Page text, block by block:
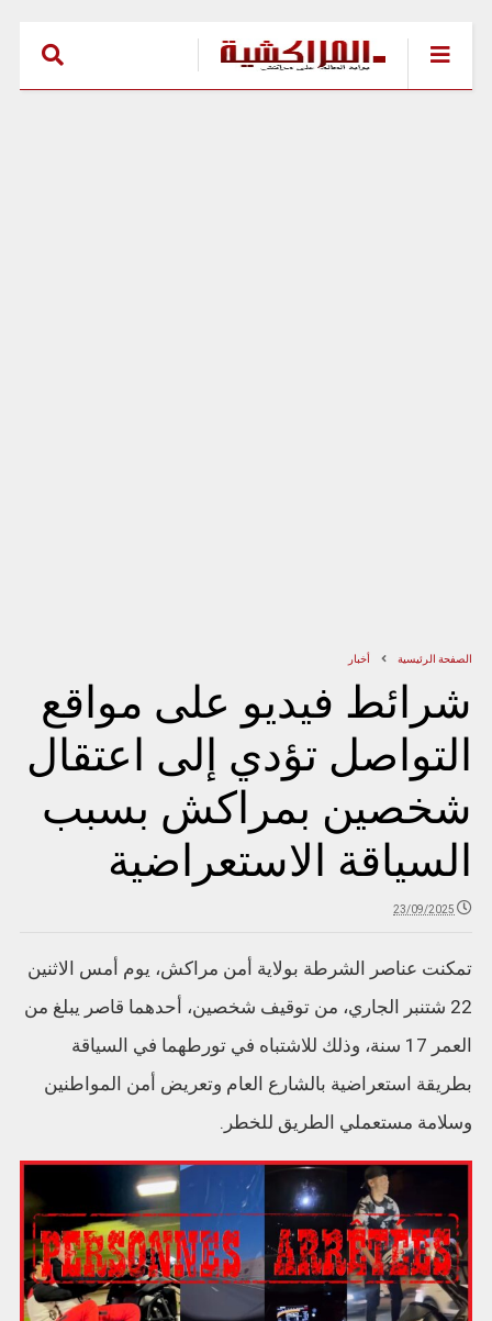
الصفحة الرئيسية أخبار
شرائط فيديو على مواقع
التواصل تؤدي إلى اعتقال
شخصين بمراكش بسبب
السياقة الاستعراضية
23/09/2025
تمكنت عناصر الشرطة بولاية أمن مراكش، يوم أمس الاثنين
22 شتنبر الجاري، من توقيف شخصين، أحدهما قاصر يبلغ من
العمر 17 سنة، وذلك للاشتباه في تورطهما في السياقة
بطريقة استعراضية بالشارع العام وتعريض أمن المواطنين
وسلامة مستعملي الطريق للخطر.